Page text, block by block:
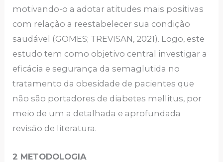
motivando-o a adotar atitudes mais positivas
com relação a reestabelecer sua condição
saudável (GOMES; TREVISAN, 2021). Logo, este
estudo tem como objetivo central investigar a
eficácia e segurança da semaglutida no
tratamento da obesidade de pacientes que
não são portadores de diabetes mellitus, por
meio de um a detalhada e aprofundada
revisão de literatura.
2 METODOLOGIA